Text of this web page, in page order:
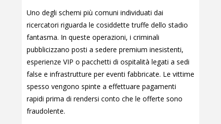
Uno degli schemi più comuni individuati dai
ricercatori riguarda le cosiddette truffe dello stadio
fantasma. In queste operazioni, i criminali
pubblicizzano posti a sedere premium inesistenti,
esperienze VIP o pacchetti di ospitalità legati a sedi
false e infrastrutture per eventi fabbricate. Le vittime
spesso vengono spinte a effettuare pagamenti
rapidi prima di rendersi conto che le offerte sono
fraudolente.